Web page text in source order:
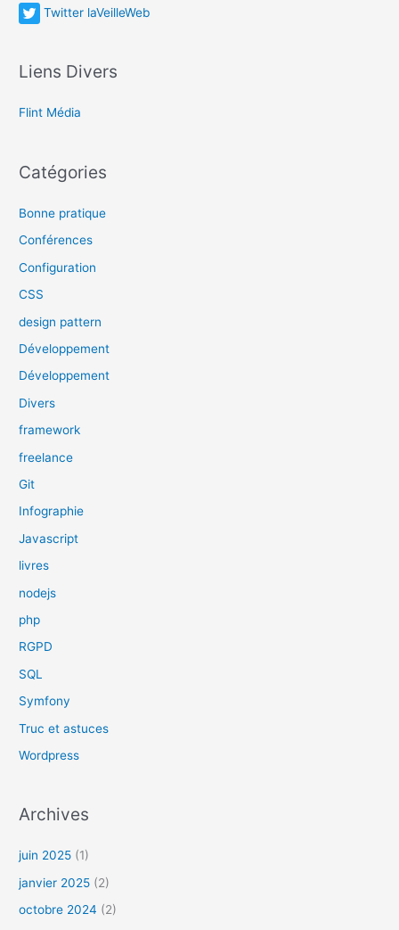
Twitter laVeilleWeb
Liens Divers
Flint Média
Catégories
Bonne pratique
Conférences
Configuration
CSS
design pattern
Développement
Développement
Divers
framework
freelance
Git
Infographie
Javascript
livres
nodejs
php
RGPD
SQL
Symfony
Truc et astuces
Wordpress
Archives
juin 2025 (1)
janvier 2025 (2)
octobre 2024 (2)